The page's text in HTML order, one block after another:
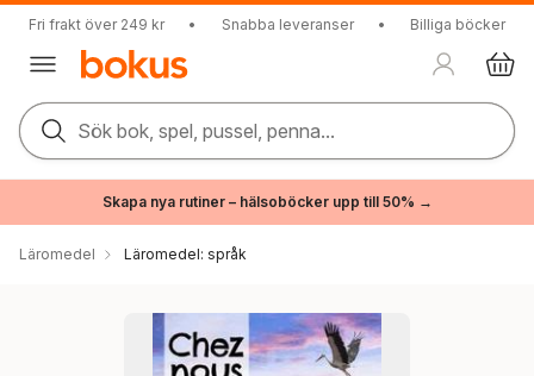
Fri frakt över 249 kr • Snabba leveranser • Billiga böcker
Sök bok, spel, pussel, penna...
Skapa nya rutiner – hälsoböcker upp till 50% →
Läromedel Läromedel: språk